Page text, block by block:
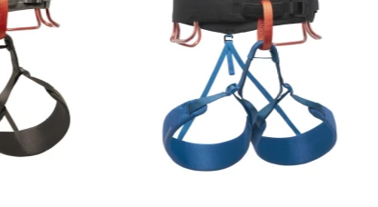
Система страхувальна
жіноча Black Diamond W
Solution для жінок Octane
Black Diamond